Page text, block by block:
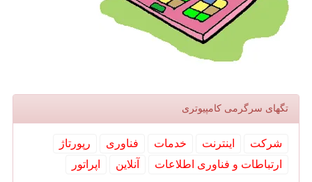
تگهای سرگرمی كامپیوتری
شركت اینترنت خدمات فناوری
رپورتاژ
ارتباطات و فناوری اطلاعات
آنلاین اپراتور